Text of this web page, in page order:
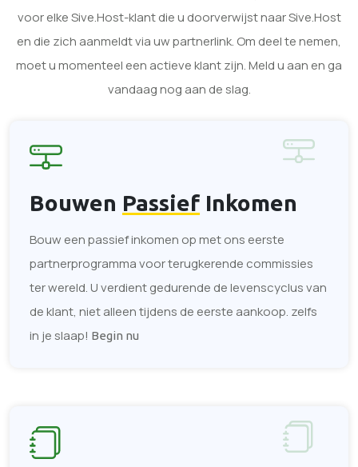
voor elke Sive.Host-klant die u doorverwijst naar Sive.Host
en die zich aanmeldt via uw partnerlink. Om deel te nemen,
moet u momenteel een actieve klant zijn. Meld u aan en ga
vandaag nog aan de slag.
Bouwen Passief Inkomen
Bouw een passief inkomen op met ons eerste
partnerprogramma voor terugkerende commissies
ter wereld. U verdient gedurende de levenscyclus van
de klant, niet alleen tijdens de eerste aankoop. zelfs
in je slaap! Begin nu